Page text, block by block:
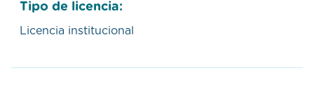
Tipo de licencia:
Licencia institucional